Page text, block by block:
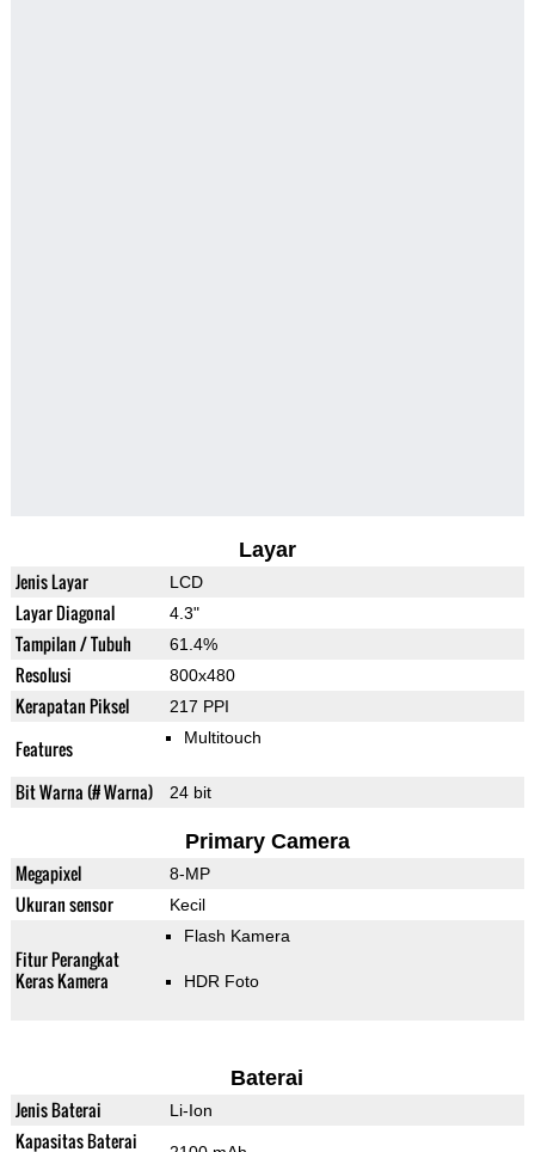
Layar
Jenis Layar LCD
Layar Diagonal 4.3"
Tampilan / Tubuh 61.4%
Resolusi 800x480
Kerapatan Piksel 217 PPI
Features Multitouch
Bit Warna (# Warna) 24 bit
Primary Camera
Megapixel 8-MP
Ukuran sensor Kecil
Fitur Perangkat
Keras Kamera
Flash Kamera
HDR Foto
Baterai
Jenis Baterai Li-Ion
Kapasitas Baterai